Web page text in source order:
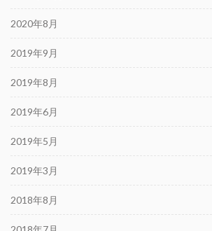
2020年8月
2019年9月
2019年8月
2019年6月
2019年5月
2019年3月
2018年8月